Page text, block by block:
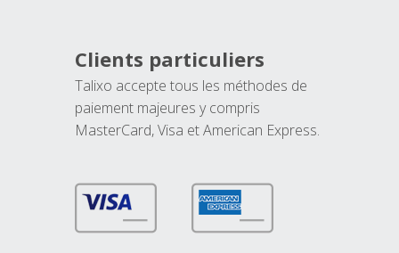
Clients particuliers
Talixo accepte tous les méthodes de
paiement majeures y compris
MasterCard, Visa et American Express.